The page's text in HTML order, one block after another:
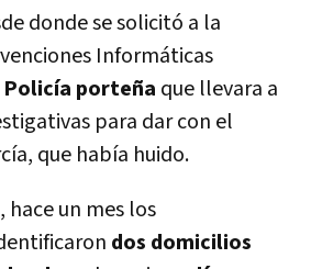
donde se solicitó a la
Informáticas
Policí­a porteña que llevara a
para dar con el
que habí­a huido.
un mes los
dos domicilios